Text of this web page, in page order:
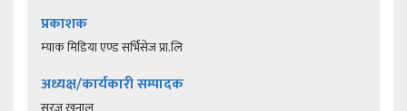
प्रकाशक
म्याक मिडिया एण्ड सर्भिसेज प्रा.लि
अध्यक्ष/कार्यकारी सम्पादक